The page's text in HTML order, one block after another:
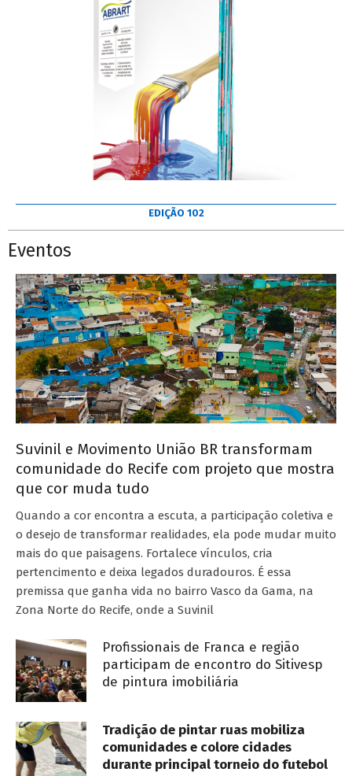
EDIÇÃO 102
Eventos
Suvinil e Movimento União BR transformam
comunidade do Recife com projeto que mostra
que cor muda tudo
Quando a cor encontra a escuta, a participação coletiva e
o desejo de transformar realidades, ela pode mudar muito
mais do que paisagens. Fortalece vínculos, cria
pertencimento e deixa legados duradouros. É essa
premissa que ganha vida no bairro Vasco da Gama, na
Zona Norte do Recife, onde a Suvinil
Profissionais de Franca e região
participam de encontro do Sitivesp
de pintura imobiliária
Tradição de pintar ruas mobiliza
comunidades e colore cidades
durante principal torneio do futebol